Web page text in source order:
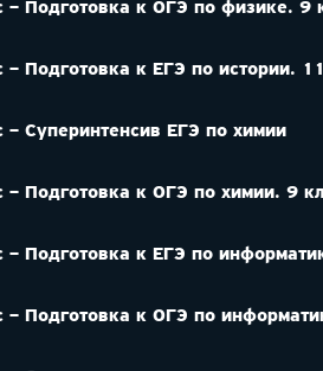
– Подготовка к ОГЭ по физике. 9
– Подготовка к ЕГЭ по истории.
– Суперинтенсив ЕГЭ по химии
– Подготовка к ОГЭ по химии. 9
– Подготовка к ЕГЭ по
– Подготовка к ОГЭ по